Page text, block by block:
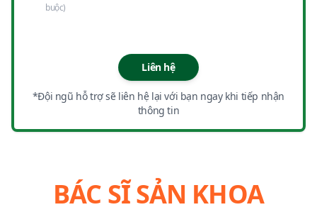
buộc)
Liên hệ
*Đội ngũ hỗ trợ sẽ liên hệ lại với bạn ngay khi tiếp nhận
thông tin
BÁC SĨ SẢN KHOA